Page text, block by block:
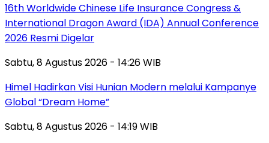
16th Worldwide Chinese Life Insurance Congress &
International Dragon Award (IDA) Annual Conference
2026 Resmi Digelar
Sabtu, 8 Agustus 2026 - 14:26 WIB
Himel Hadirkan Visi Hunian Modern melalui Kampanye
Global “Dream Home”
Sabtu, 8 Agustus 2026 - 14:19 WIB